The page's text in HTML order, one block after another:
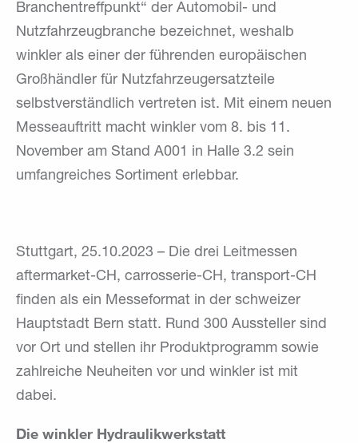
Branchentreffpunkt“ der Automobil- und
Nutzfahrzeugbranche bezeichnet, weshalb
winkler als einer der führenden europäischen
Großhändler für Nutzfahrzeugersatzteile
selbstverständlich vertreten ist. Mit einem neuen
Messeauftritt macht winkler vom 8. bis 11.
November am Stand A001 in Halle 3.2 sein
umfangreiches Sortiment erlebbar.
Stuttgart, 25.10.2023 – Die drei Leitmessen
aftermarket-CH, carrosserie-CH, transport-CH
finden als ein Messeformat in der schweizer
Hauptstadt Bern statt. Rund 300 Aussteller sind
vor Ort und stellen ihr Produktprogramm sowie
zahlreiche Neuheiten vor und winkler ist mit
dabei.
Die winkler Hydraulikwerkstatt